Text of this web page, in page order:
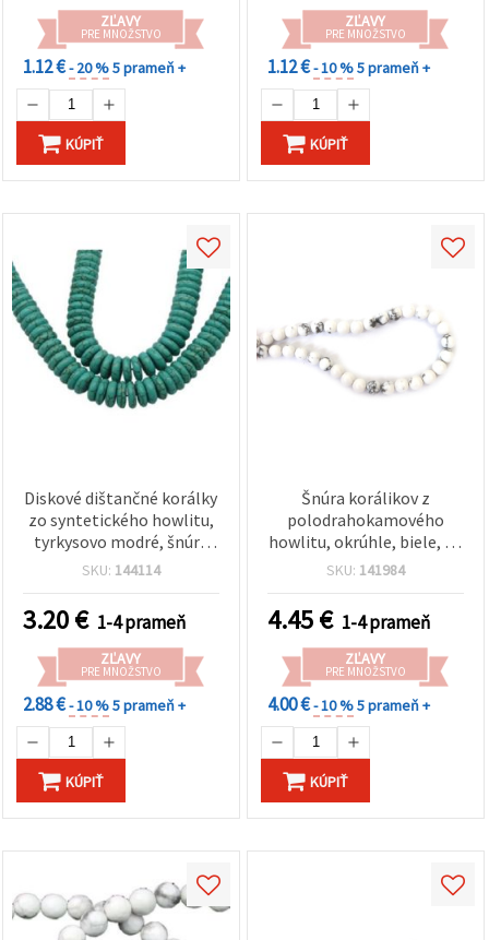
ZĽAVY
PRE MNOŽSTVO
1.12 €- 20 %5 prameň +
KÚPIŤ
ZĽAVY
PRE MNOŽSTVO
1.12 €- 10 %5 prameň +
KÚPIŤ
Diskové dištančné korálky
zo syntetického howlitu,
tyrkysovo modré, šnúra
10x3 mm, cca 120 ks – na
náramkov a náhrdelníkov
SKU: 144114
3.20€ 1-4 prameň
ZĽAVY
PRE MNOŽSTVO
2.88 €- 10 %5 prameň +
KÚPIŤ
Šnúra korálikov z
polodrahokamového
howlitu, okrúhle, biele, 10
mm, ~38 ks
SKU: 141984
4.45€ 1-4 prameň
ZĽAVY
PRE MNOŽSTVO
4.00 €- 10 %5 prameň +
KÚPIŤ